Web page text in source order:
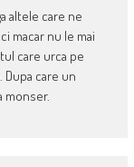
altele care ne
macar nu le mai
care urca pe
Dupa care un
monser.